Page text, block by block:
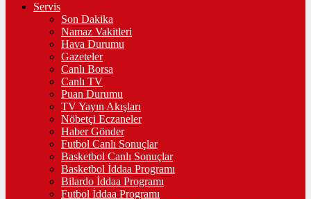
Servis
Son Dakika
Namaz Vakitleri
Hava Durumu
Gazeteler
Canlı Borsa
Canlı TV
Puan Durumu
TV Yayın Akışları
Nöbetçi Eczaneler
Haber Gönder
Futbol Canlı Sonuçlar
Basketbol Canlı Sonuçlar
Basketbol İddaa Programı
Bilardo İddaa Programı
Futbol İddaa Programı